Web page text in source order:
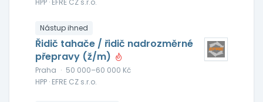
HPP · EFRE CZ s.r.o.
Nástup ihned
Řidič tahače / řidič nadrozměrné
přepravy (ž/m)
Praha · 50 000–60 000 Kč
HPP · EFRE CZ s.r.o.